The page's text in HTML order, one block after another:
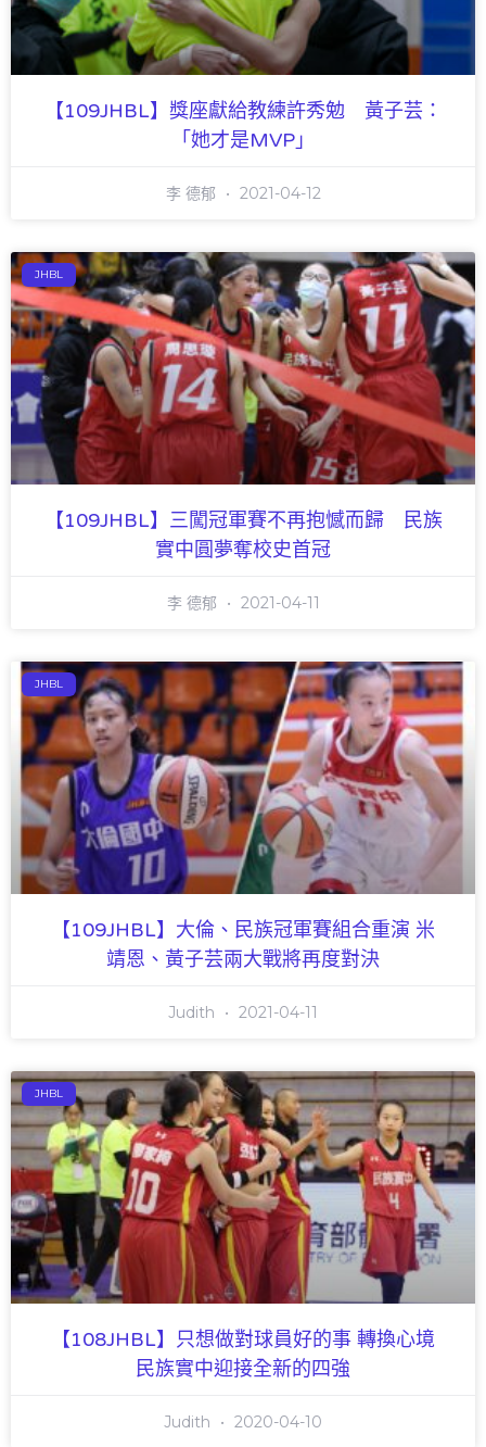
【109JHBL】獎座獻給教練許秀勉 黃子芸：
「她才是MVP」
李 德郁 2021-04-12
JHBL
【109JHBL】三闖冠軍賽不再抱憾而歸 民族
實中圓夢奪校史首冠
李 德郁 2021-04-11
JHBL
【109JHBL】大倫、民族冠軍賽組合重演 米
靖恩、黃子芸兩大戰將再度對決
Judith 2021-04-11
JHBL
【108JHBL】只想做對球員好的事 轉換心境
民族實中迎接全新的四強
Judith 2020-04-10